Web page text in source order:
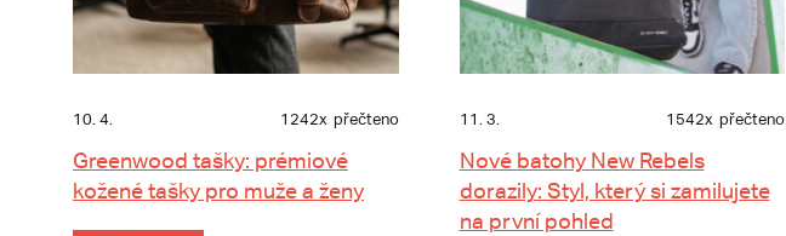
10. 4. 1242x přečteno
Greenwood tašky: prémiové
kožené tašky pro muže a ženy
11. 3. 1542x přečteno
Nové batohy New Rebels
dorazily: Styl, který si zamilujete
na první pohled